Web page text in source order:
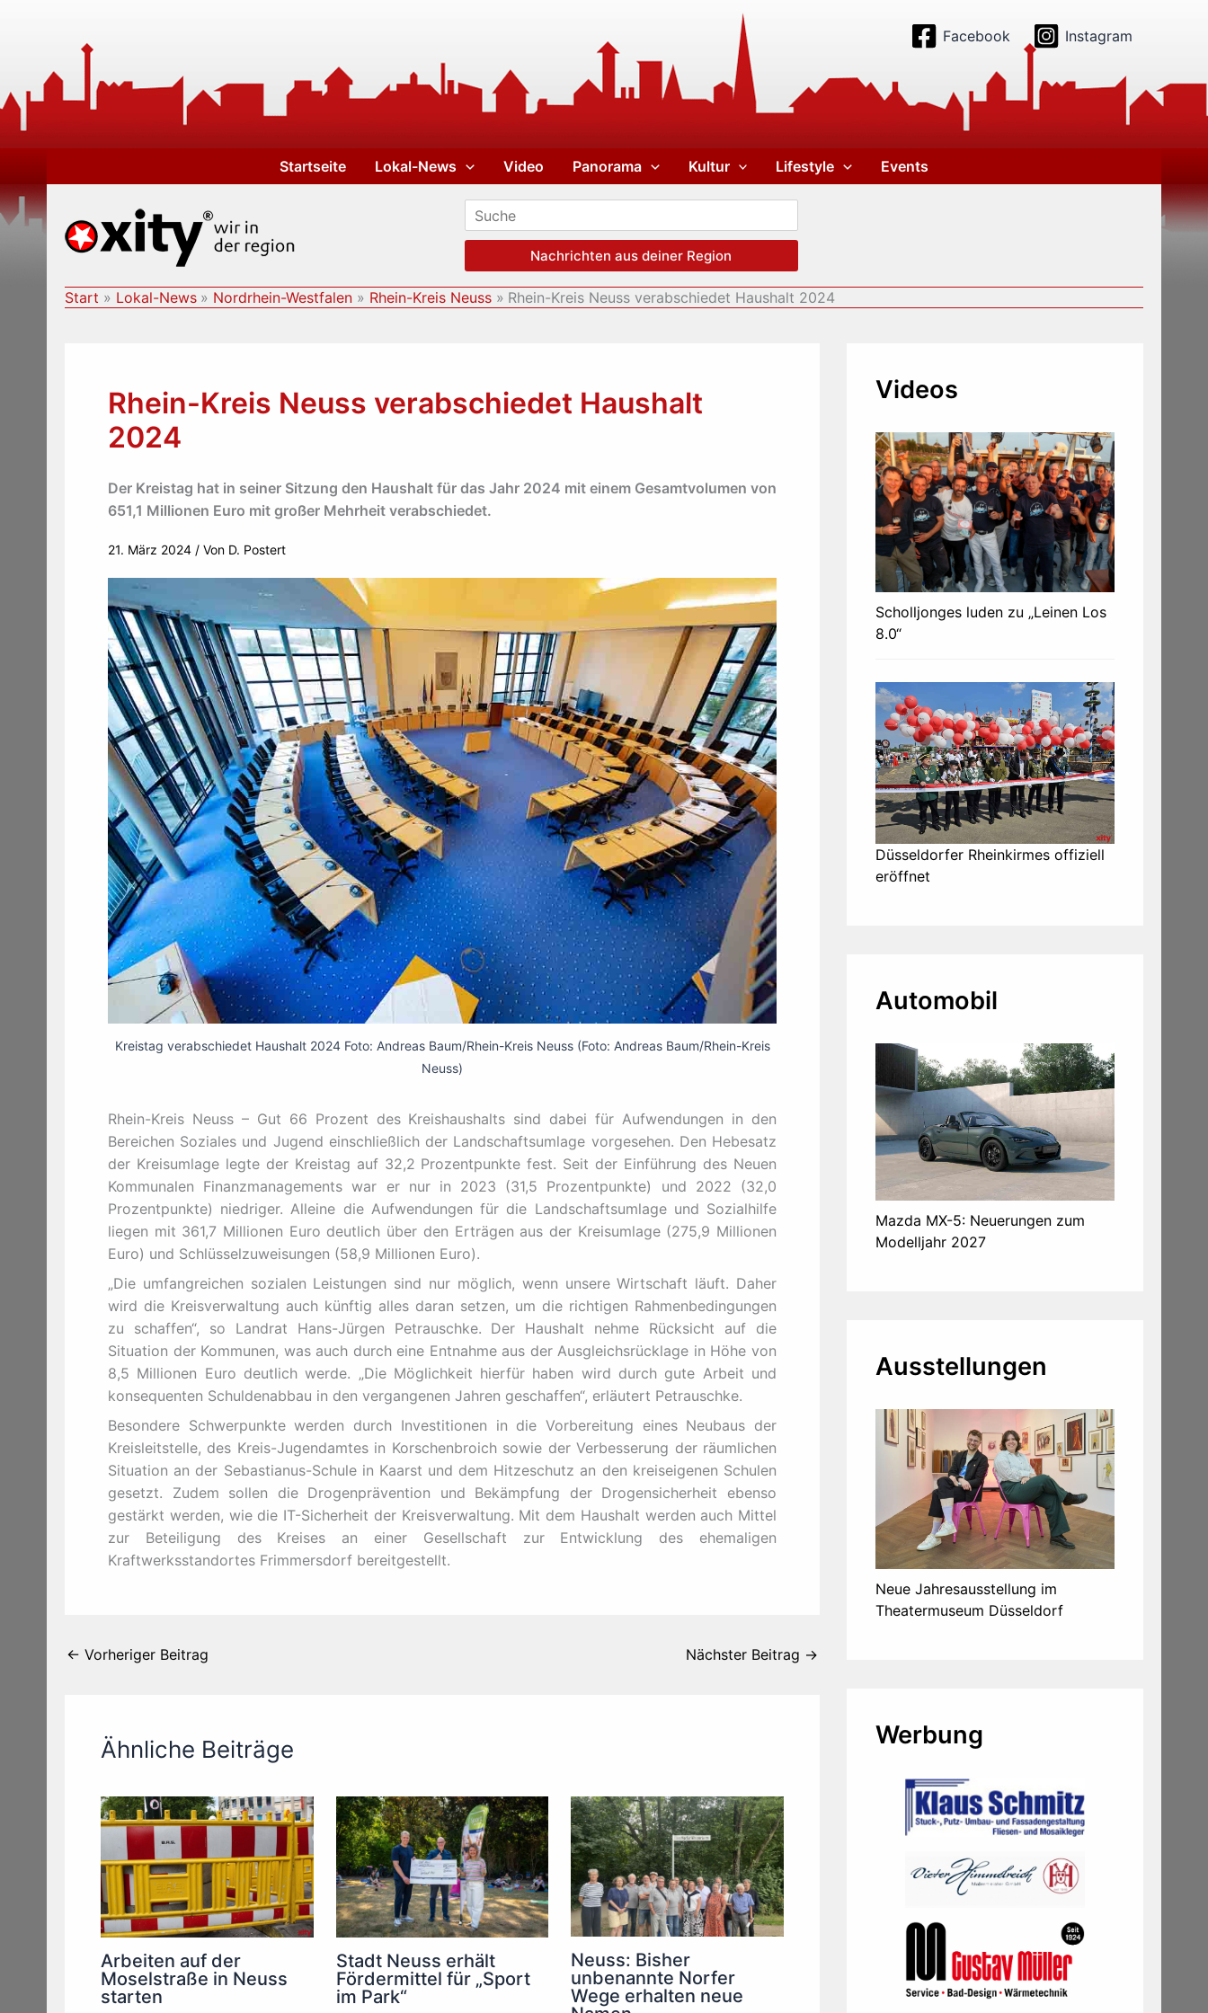
Facebook Instagram
Startseite Lokal-News Video Panorama Kultur Lifestyle Events
Nachrichten aus deiner Region
Start Lokal-News Nordrhein-Westfalen Rhein-Kreis Neuss Rhein-Kreis Neuss verabschiedet Haushalt 2024
Rhein-Kreis Neuss verabschiedet Haushalt
2024
Der Kreistag hat in seiner Sitzung den Haushalt für das Jahr 2024 mit einem Gesamtvolumen von
651,1 Millionen Euro mit großer Mehrheit verabschiedet.
21. März 2024 / Von D. Postert
Kreistag verabschiedet Haushalt 2024 Foto: Andreas Baum/Rhein-Kreis Neuss (Foto: Andreas Baum/Rhein-Kreis
Neuss)
Rhein-Kreis Neuss – Gut 66 Prozent des Kreishaushalts sind dabei für Aufwendungen in den
Bereichen Soziales und Jugend einschließlich der Landschaftsumlage vorgesehen. Den Hebesatz
der Kreisumlage legte der Kreistag auf 32,2 Prozentpunkte fest. Seit der Einführung des Neuen
Kommunalen Finanzmanagements war er nur in 2023 (31,5 Prozentpunkte) und 2022 (32,0
Prozentpunkte) niedriger. Alleine die Aufwendungen für die Landschaftsumlage und Sozialhilfe
liegen mit 361,7 Millionen Euro deutlich über den Erträgen aus der Kreisumlage (275,9 Millionen
Euro) und Schlüsselzuweisungen (58,9 Millionen Euro).
„Die umfangreichen sozialen Leistungen sind nur möglich, wenn unsere Wirtschaft läuft. Daher
wird die Kreisverwaltung auch künftig alles daran setzen, um die richtigen Rahmenbedingungen
zu schaffen“, so Landrat Hans-Jürgen Petrauschke. Der Haushalt nehme Rücksicht auf die
Situation der Kommunen, was auch durch eine Entnahme aus der Ausgleichsrücklage in Höhe von
8,5 Millionen Euro deutlich werde. „Die Möglichkeit hierfür haben wird durch gute Arbeit und
konsequenten Schuldenabbau in den vergangenen Jahren geschaffen“, erläutert Petrauschke.
Besondere Schwerpunkte werden durch Investitionen in die Vorbereitung eines Neubaus der
Kreisleitstelle, des Kreis-Jugendamtes in Korschenbroich sowie der Verbesserung der räumlichen
Situation an der Sebastianus-Schule in Kaarst und dem Hitzeschutz an den kreiseigenen Schulen
gesetzt. Zudem sollen die Drogenprävention und Bekämpfung der Drogensicherheit ebenso
gestärkt werden, wie die IT-Sicherheit der Kreisverwaltung. Mit dem Haushalt werden auch Mittel
zur Beteiligung des Kreises an einer Gesellschaft zur Entwicklung des ehemaligen
Kraftwerksstandortes Frimmersdorf bereitgestellt.
← Vorheriger Beitrag Nächster Beitrag →
Ähnliche Beiträge
Arbeiten auf der
Moselstraße in Neuss
starten
Stadt Neuss erhält
Fördermittel für „Sport
im Park“
Neuss: Bisher
unbenannte Norfer
Wege erhalten neue
Videos
Scholljonges luden zu „Leinen Los
8.0“
Düsseldorfer Rheinkirmes offiziell
eröffnet
Automobil
Mazda MX-5: Neuerungen zum
Modelljahr 2027
Ausstellungen
Neue Jahresausstellung im
Theatermuseum Düsseldorf
Werbung